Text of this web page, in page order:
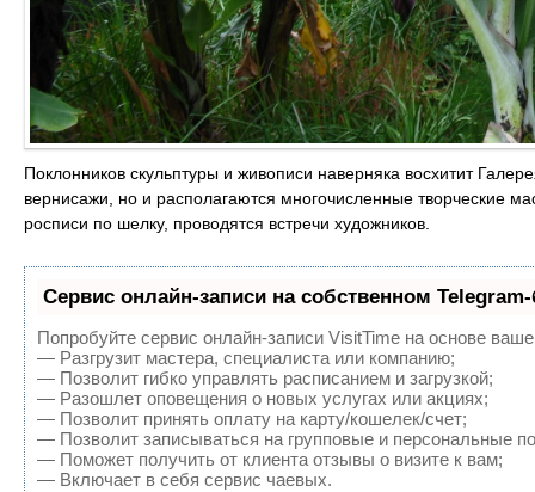
Поклонников скульптуры и живописи наверняка восхитит
вернисажи, но и располагаются многочисленные творческие
росписи по шелку, проводятся встречи художников.
Сервис онлайн-записи на собственном Telegram-
Попробуйте сервис онлайн-записи VisitTime на основе
— Разгрузит мастера, специалиста или компанию;
— Позволит гибко управлять расписанием и загрузкой;
— Разошлет оповещения о новых услугах или акциях;
— Позволит принять оплату на карту/кошелек/счет;
— Позволит записываться на групповые и персональные
— Поможет получить от клиента отзывы о визите к вам;
— Включает в себя сервис чаевых.